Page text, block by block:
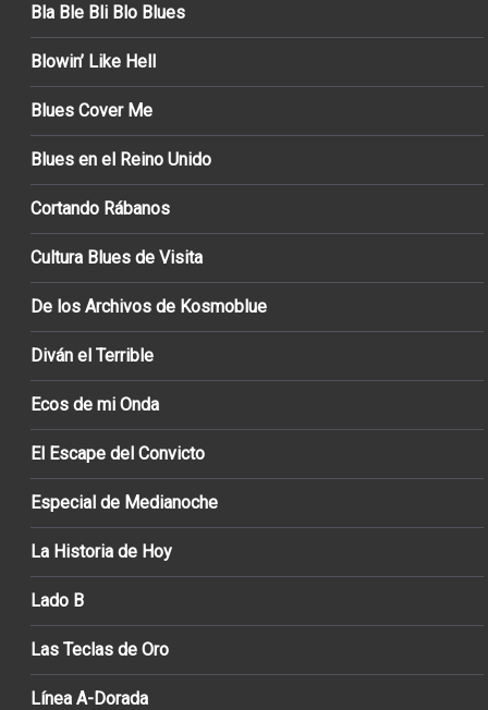
Bla Ble Bli Blo Blues
Blowin’ Like Hell
Blues Cover Me
Blues en el Reino Unido
Cortando Rábanos
Cultura Blues de Visita
De los Archivos de Kosmoblue
Diván el Terrible
Ecos de mi Onda
El Escape del Convicto
Especial de Medianoche
La Historia de Hoy
Lado B
Las Teclas de Oro
Línea A-Dorada